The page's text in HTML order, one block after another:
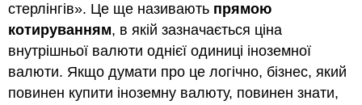
стерлінгів». Це ще називають прямою
котируванням, в якій зазначається ціна
внутрішньої валюти однієї одиниці іноземної
валюти. Якщо думати про це логічно, бізнес, який
повинен купити іноземну валюту, повинен знати,